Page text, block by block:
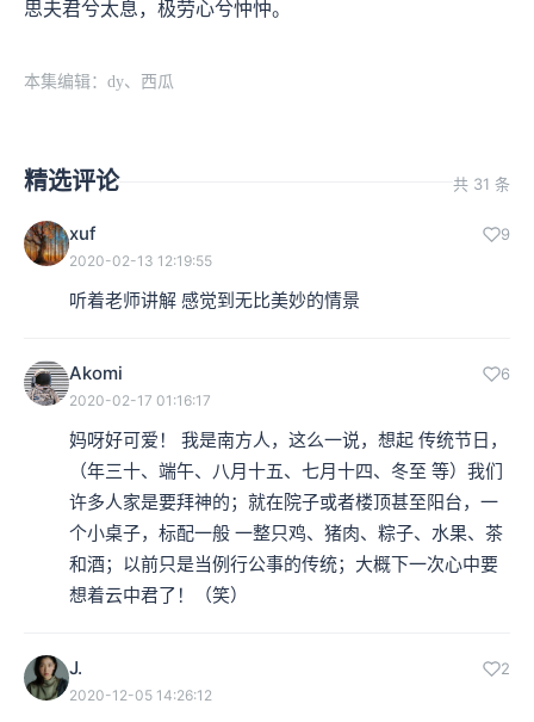
思夫君兮太息，极劳心兮忡忡。
本集编辑：dy、西瓜
精选评论 共 31 条
xuf 9
2020-02-13 12:19:55
听着老师讲解 感觉到无比美妙的情景
Akomi 6
2020-02-17 01:16:17
妈呀好可爱！ 我是南方人，这么一说，想起 传统节日，
（年三十、端午、八月十五、七月十四、冬至 等）我们
许多人家是要拜神的；就在院子或者楼顶甚至阳台，一
个小桌子，标配一般 一整只鸡、猪肉、粽子、水果、茶
和酒；以前只是当例行公事的传统；大概下一次心中要
想着云中君了！（笑）
J. 2
2020-12-05 14:26:12